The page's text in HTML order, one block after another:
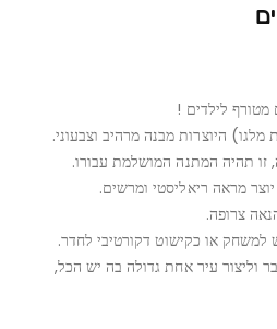
לילדים !
מלגו) היוצרות מבנה מרהיב וצבעוני.
זו תהיה המתנה המושלמת עבורו.
מראה ריאליסטי ומרשים.
או כקישוט דקורטיבי לחדר.
וליצור עיר אחת גדולה בה יש הכל,